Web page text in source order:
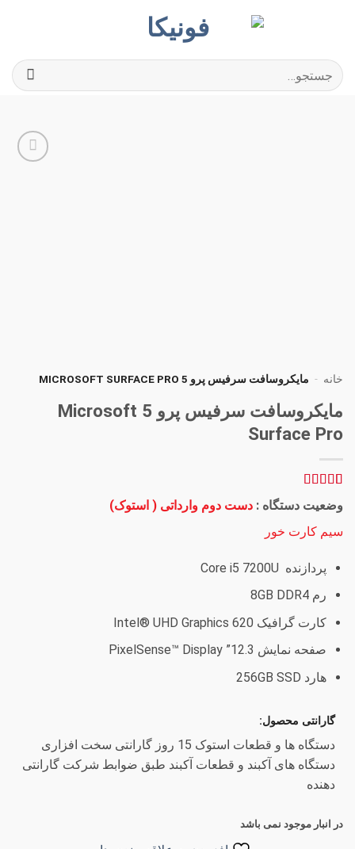
جستجو
برای:
خانه - مایکروسافت سرفیس پرو 5 MICROSOFT SURFACE PRO
مایکروسافت سرفیس پرو 5 Microsoft
Surface Pro
امتیاز
مشتری
وضعیت دستگاه : دست دوم وارداتی ( استوک)
سیم کارت خور
پردازنده Core i5 7200U
رم 8GB DDR4
کارت گرافیک Intel® UHD Graphics 620
صفحه نمایش 12.3” PixelSense™ Display
هارد 256GB SSD
گارانتی محصول:
دستگاه ها و قطعات استوک 15 روز گارانتی سخت افزاری
دستگاه های آکبند و قطعات آکبند طبق ضوابط شرکت گارانتی
دهنده
در انبار موجود نمی باشد